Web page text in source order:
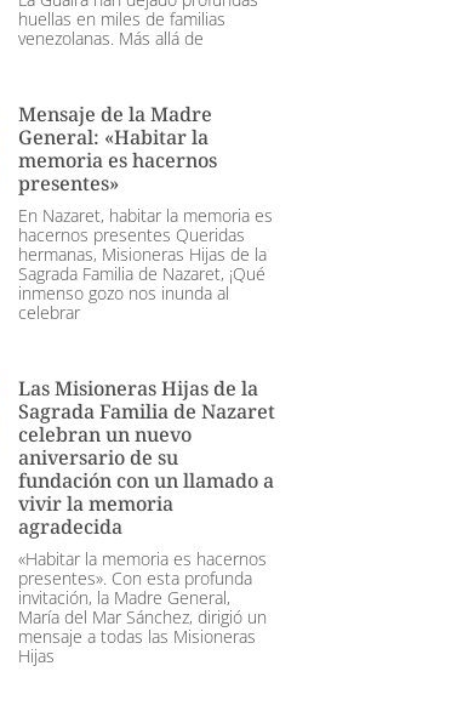
huellas en miles de familias
venezolanas. Más allá de
Mensaje de la Madre
General: «Habitar la
memoria es hacernos
presentes»
En Nazaret, habitar la memoria es
hacernos presentes Queridas
hermanas, Misioneras Hijas de la
Sagrada Familia de Nazaret, ¡Qué
inmenso gozo nos inunda al
celebrar
Las Misioneras Hijas de la
Sagrada Familia de Nazaret
celebran un nuevo
aniversario de su
fundación con un llamado a
vivir la memoria
agradecida
«Habitar la memoria es hacernos
presentes». Con esta profunda
invitación, la Madre General,
María del Mar Sánchez, dirigió un
mensaje a todas las Misioneras
Hijas